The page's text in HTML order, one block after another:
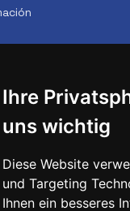
Ihre
uns wichtig
Diese Website
und Targeting
Ihnen ein besseres
44 01
44 01